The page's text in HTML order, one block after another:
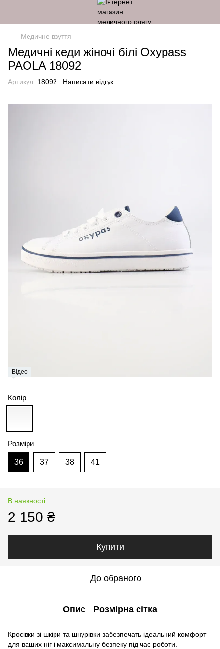
Медичне взуття
Медичні кеди жіночі білі Oxypass
PAOLA 18092
Артикул: 18092 Написати відгук
Відео
Колір
Розміри
36 37 38 41
В наявності
2 150 ₴
Купити
До обраного
Опис Розмірна сітка
Кросівки зі шкіри та шнурівки забезпечать ідеальний комфорт
для ваших ніг і максимальну безпеку під час роботи.